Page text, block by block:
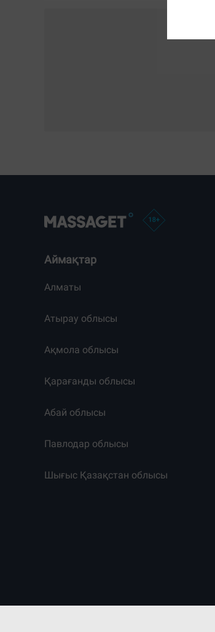
Аймақтар
Алматы
Атырау облысы
Ақмола облысы
Қарағанды облысы
Абай облысы
Павлодар облысы
Шығыс Қазақстан облысы